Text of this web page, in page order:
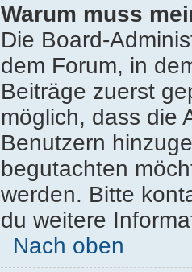
Warum muss
Die Board-
dem Forum, in
Beiträge zuerst
möglich, dass die
Benutzern
begutachten
werden. Bitte
du weitere
Nach oben